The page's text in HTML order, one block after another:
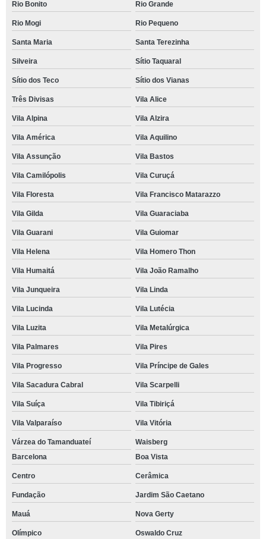
Rio Bonito Rio Grande
Rio Mogi Rio Pequeno
Santa Maria Santa Terezinha
Silveira Sítio Taquaral
Sítio dos Teco Sítio dos Vianas
Três Divisas Vila Alice
Vila Alpina Vila Alzira
Vila América Vila Aquilino
Vila Assunção Vila Bastos
Vila Camilópolis Vila Curuçá
Vila Floresta Vila Francisco Matarazzo
Vila Gilda Vila Guaraciaba
Vila Guarani Vila Guiomar
Vila Helena Vila Homero Thon
Vila Humaitá Vila João Ramalho
Vila Junqueira Vila Linda
Vila Lucinda Vila Lutécia
Vila Luzita Vila Metalúrgica
Vila Palmares Vila Pires
Vila Progresso Vila Príncipe de Gales
Vila Sacadura Cabral Vila Scarpelli
Vila Suíça Vila Tibiriçá
Vila Valparaíso Vila Vitória
Várzea do Tamanduateí
Waisberg
Barcelona
Boa Vista
Centro Cerâmica
Fundação Jardim São Caetano
Mauá Nova Gerty
Olímpico Oswaldo Cruz